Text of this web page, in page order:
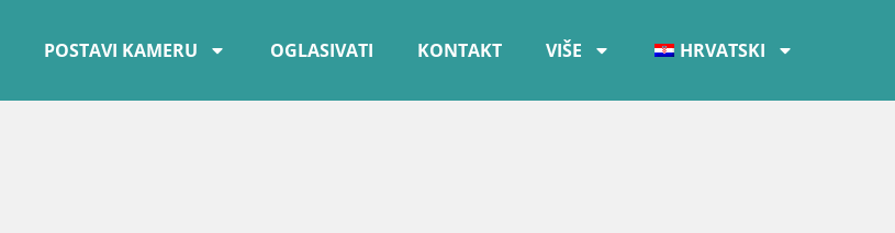
POSTAVI KAMERU OGLASIVATI KONTAKT VIŠE HRVATSKI